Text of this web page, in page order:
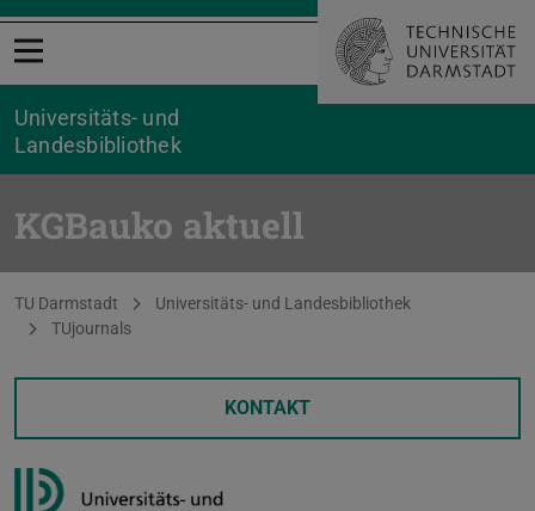
Menü öffnen
Universitäts- und
Landesbibliothek
KGBauko aktuell
Sie befinden sich hier:
TU Darmstadt
Universitäts- und Landesbibliothek
TUjournals
KONTAKT